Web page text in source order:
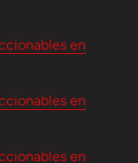
en
en
en